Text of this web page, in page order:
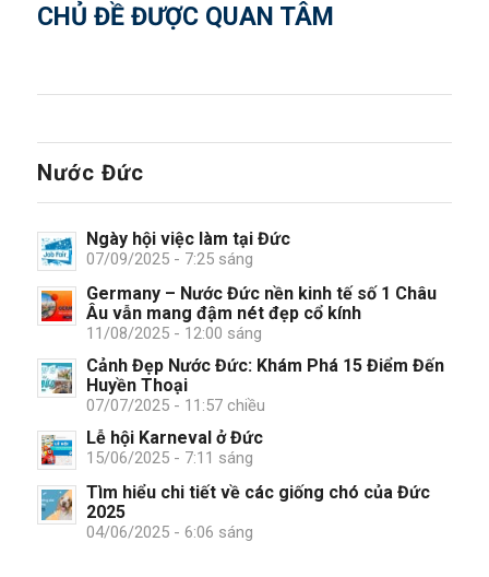
CHỦ ĐỀ ĐƯỢC QUAN TÂM
Nước Đức
Ngày hội việc làm tại Đức
07/09/2025 - 7:25 sáng
Germany – Nước Đức nền kinh tế số 1 Châu
Âu vẫn mang đậm nét đẹp cổ kính
11/08/2025 - 12:00 sáng
Cảnh Đẹp Nước Đức: Khám Phá 15 Điểm Đến
Huyền Thoại
07/07/2025 - 11:57 chiều
Lễ hội Karneval ở Đức
15/06/2025 - 7:11 sáng
Tìm hiểu chi tiết về các giống chó của Đức
2025
04/06/2025 - 6:06 sáng